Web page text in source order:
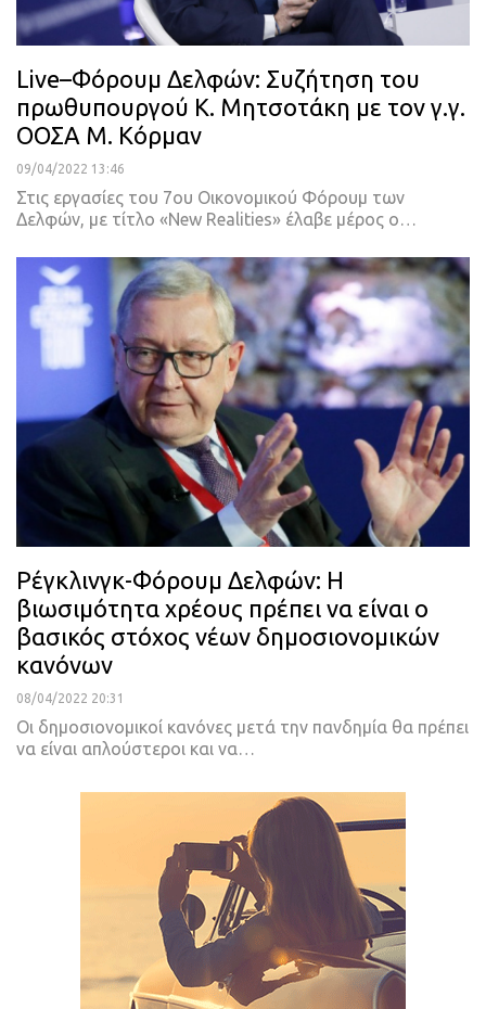
Live–Φόρουμ Δελφών: Συζήτηση του
πρωθυπουργού Κ. Μητσοτάκη με τον γ.γ.
ΟΟΣΑ Μ. Κόρμαν
09/04/2022 13:46
Στις εργασίες του 7ου Οικονομικού Φόρουμ των
Δελφών, με τίτλο «New Realities» έλαβε μέρος ο…
Ρέγκλινγκ-Φόρουμ Δελφών: Η
βιωσιμότητα χρέους πρέπει να είναι ο
βασικός στόχος νέων δημοσιονομικών
κανόνων
08/04/2022 20:31
Οι δημοσιονομικοί κανόνες μετά την πανδημία θα πρέπει
να είναι απλούστεροι και να…